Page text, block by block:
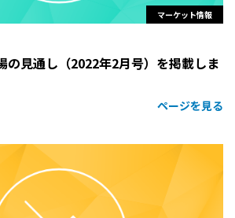
マーケット情報
の見通し（2022年2月号）を掲載しま
ページを見る